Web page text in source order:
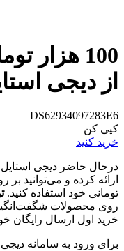
100 هزار
از دیجی
DS62934097283E6
کپی کن
خرید کنید
تومانی خود استفاده کنید.
روی محصولات
خرید اول ارسال رایگان